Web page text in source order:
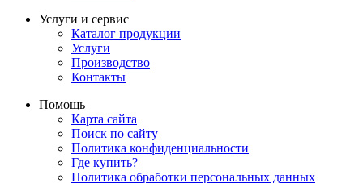
Услуги и сервис
Каталог продукции
Услуги
Производство
Контакты
Помощь
Карта сайта
Поиск по сайту
Политика конфиденциальности
Где купить?
Политика обработки персональных данных